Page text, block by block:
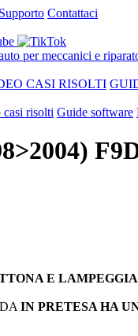
Supporto Contattaci
CASI RISOLTI
casi risolti Guide software
E
IN PRETESA HA